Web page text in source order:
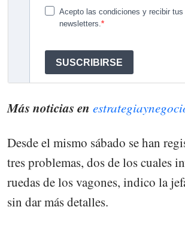
Más noticias en
Desde el mismo sábado se han
tres problemas, dos de los cuales
ruedas de los vagones, indico la
sin dar más detalles.